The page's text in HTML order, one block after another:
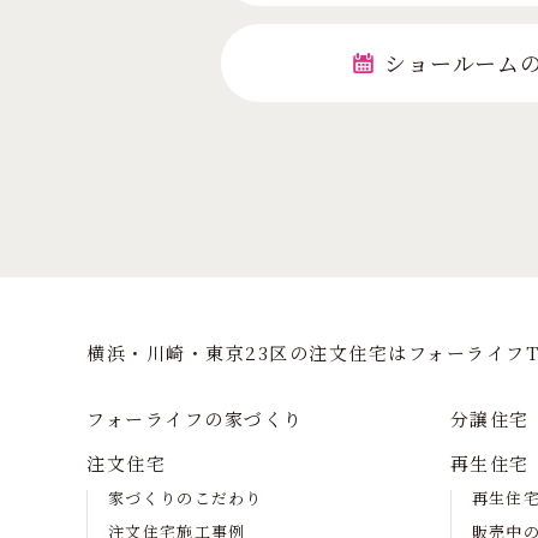
ショールーム
横浜・川崎・東京23区の注⽂住宅はフォーライフ
フォーライフの家づくり
注文住宅
家づくりのこだわり
注文住宅施工事例
分譲住宅
再生住宅
再生住
販売中